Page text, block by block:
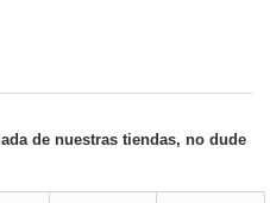
de nuestras tiendas, no dude